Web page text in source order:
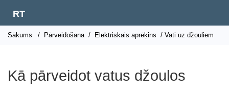
RT
Sākums / Pārveidošana / Elektriskais aprēķins / Vati uz džouliem
Kā pārveidot vatus džoulos